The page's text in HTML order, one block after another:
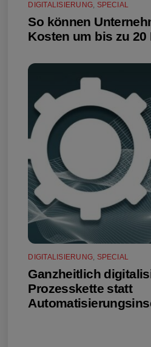
DIGITALISIERUNG, SPECIAL
So können
Kosten um bis zu 20
DIGITALISIERUNG, SPECIAL
Ganzheitlich
Prozesskette statt